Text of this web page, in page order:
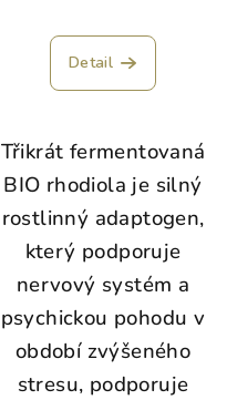
Detail
Třikrát fermentovaná
BIO rhodiola je silný
rostlinný adaptogen,
který podporuje
nervový systém a
psychickou pohodu v
období zvýšeného
stresu, podporuje